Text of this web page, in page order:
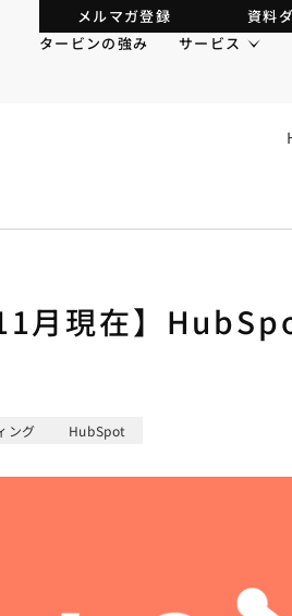
メルマガ登録 資料
タービンの強み
サービス
月現在】
ング HubSpot